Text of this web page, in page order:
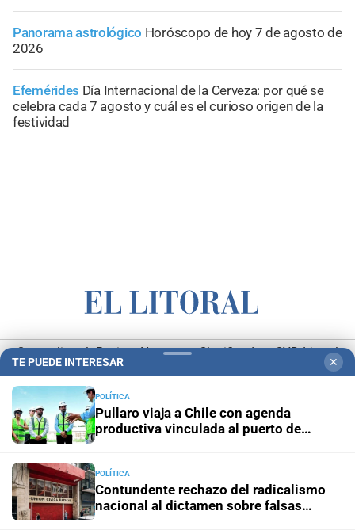
Panorama astrológico Horóscopo de hoy 7 de agosto de
2026
Efemérides Día Internacional de la Cerveza: por qué se
celebra cada 7 agosto y cuál es el curioso origen de la
festividad
Campolitoral Revista Nosotros Clasificados CYD Litoral
Podcasts Mirador Provincial VivíMejor SF Puerto Negocios
Notife
Hemeroteca Digital (1930-1979)
TE PUEDE INTERESAR ✕
POLÍTICA
Pullaro viaja a Chile con agenda
productiva vinculada al puerto de
POLÍTICA
Contundente rechazo del radicalismo
nacional al dictamen sobre falsas